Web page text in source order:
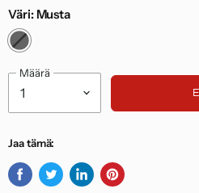
alueelta 14,95 euroa.
Väri: Musta
Määrä
Jaa tämä: